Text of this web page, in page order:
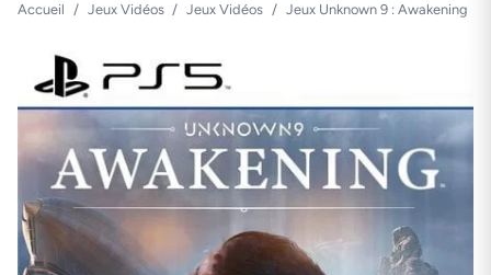
Accueil / Jeux Vidéos / Jeux Vidéos / Jeux Unknown 9 : Awakening